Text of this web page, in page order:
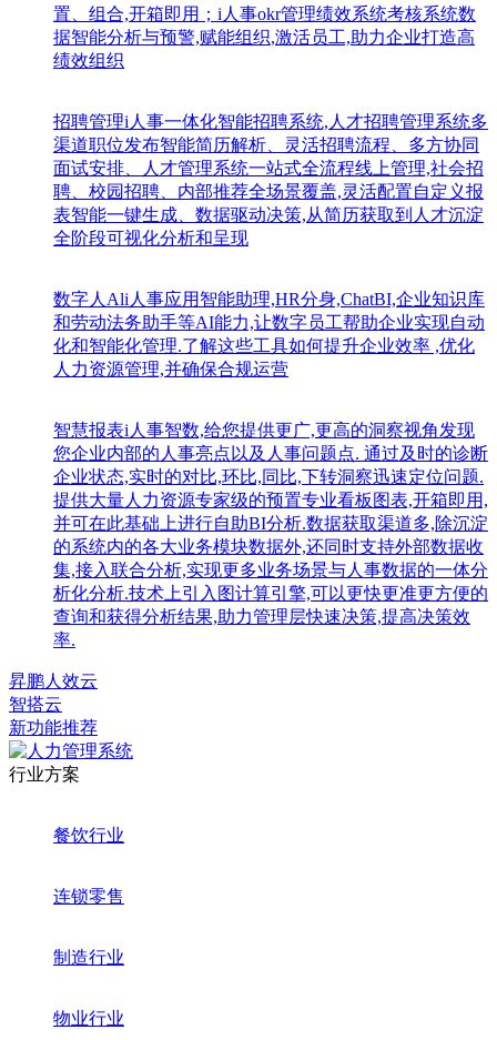
置、组合,开箱即用；i人事okr管理绩效系统考核系统数
据智能分析与预警,赋能组织,激活员工,助力企业打造高
绩效组织
招聘管理i人事一体化智能招聘系统,人才招聘管理系统多
渠道职位发布智能简历解析、灵活招聘流程、多方协同
面试安排、人才管理系统一站式全流程线上管理,社会招
聘、校园招聘、内部推荐全场景覆盖,灵活配置自定义报
表智能一键生成、数据驱动决策,从简历获取到人才沉淀
全阶段可视化分析和呈现
数字人Ali人事应用智能助理,HR分身,ChatBI,企业知识库
和劳动法务助手等AI能力,让数字员工帮助企业实现自动
化和智能化管理.了解这些工具如何提升企业效率 ,优化
人力资源管理,并确保合规运营
智慧报表i人事智数,给您提供更广,更高的洞察视角发现
您企业内部的人事亮点以及人事问题点. 通过及时的诊断
企业状态,实时的对比,环比,同比,下转洞察迅速定位问题.
提供大量人力资源专家级的预置专业看板图表,开箱即用,
并可在此基础上进行自助BI分析.数据获取渠道多,除沉淀
的系统内的各大业务模块数据外,还同时支持外部数据收
集,接入联合分析,实现更多业务场景与人事数据的一体分
析化分析.技术上引入图计算引擎,可以更快更准更方便的
查询和获得分析结果,助力管理层快速决策,提高决策效
率.
昇鹏人效云
智搭云
新功能推荐
行业方案
餐饮行业
连锁零售
制造行业
物业行业